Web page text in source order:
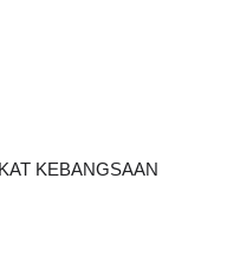
KEBANGSAAN